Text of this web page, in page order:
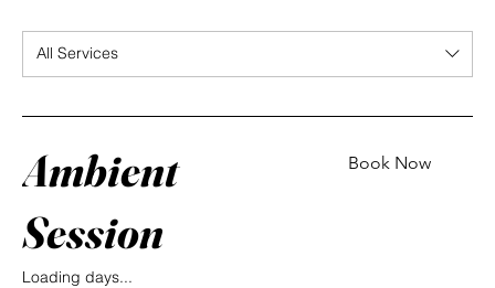
All Services
Ambient
Session
Loading days...
Book Now